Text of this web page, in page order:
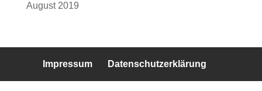
August 2019
Impressum Datenschutzerklärung